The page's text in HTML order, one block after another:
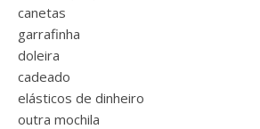
canetas
garrafinha
doleira
cadeado
elásticos de dinheiro
outra mochila